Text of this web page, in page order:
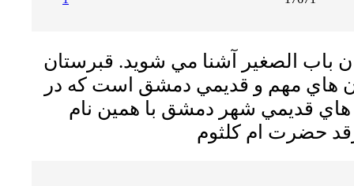
باب الصغير آشنا مي شويد. قبرستان
هاي مهم و قديمي دمشق است كه در
هاي قديمي شهر دمشق با همين نام